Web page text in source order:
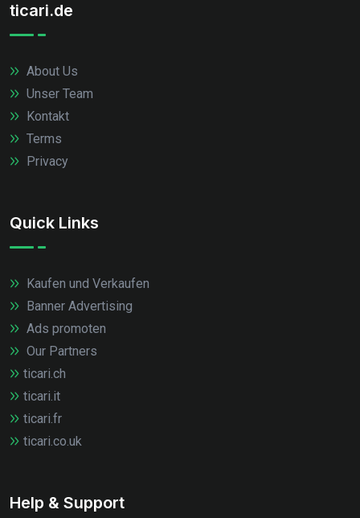
ticari.de
About Us
Unser Team
Kontakt
Terms
Privacy
Quick Links
Kaufen und Verkaufen
Banner Advertising
Ads promoten
Our Partners
ticari.ch
ticari.it
ticari.fr
ticari.co.uk
Help & Support